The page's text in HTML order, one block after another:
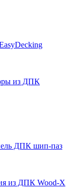
из ДПК
ДПК шип-паз
из ДПК Wood-X